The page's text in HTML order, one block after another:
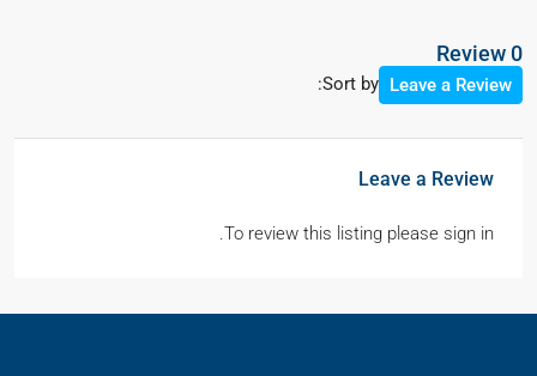
0 Review
Sort by: Leave a Review
Leave a Review
To review this listing please sign in.